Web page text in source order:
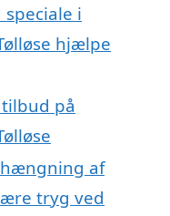
i
hjælpe
på
af
tryg ved